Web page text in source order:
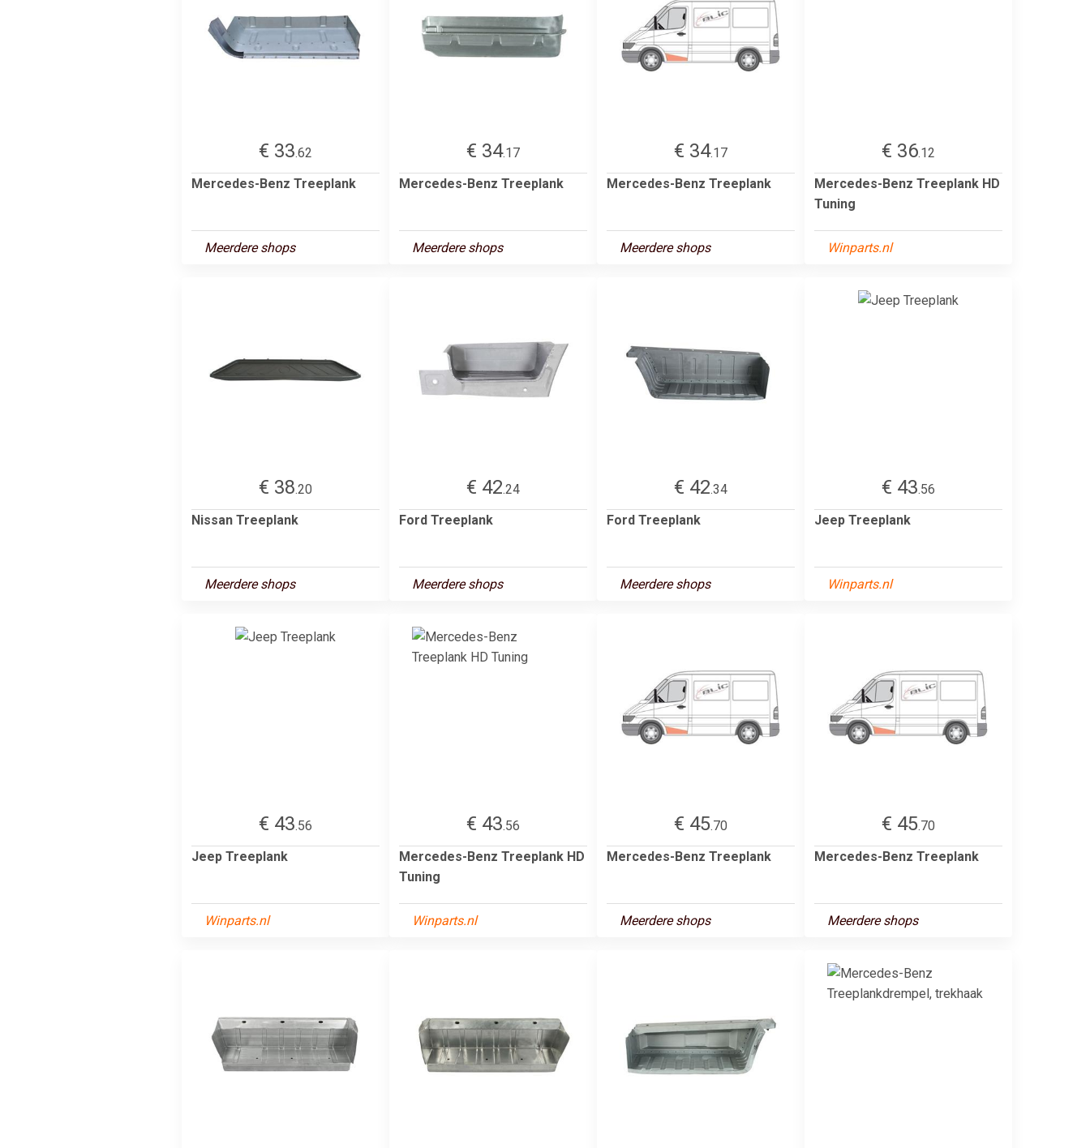
€ 33.62
Mercedes-Benz Treeplank
Meerdere shops
€ 34.17
Mercedes-Benz Treeplank
Meerdere shops
€ 34.17
Mercedes-Benz Treeplank
Meerdere shops
€ 36.12
Mercedes-Benz Treeplank HD
Tuning
Winparts.nl
€ 38.20
Nissan Treeplank
Meerdere shops
€ 42.24
Ford Treeplank
Meerdere shops
€ 42.34
Ford Treeplank
Meerdere shops
€ 43.56
Jeep Treeplank
Winparts.nl
€ 43.56
Jeep Treeplank
Winparts.nl
€ 43.56
Mercedes-Benz Treeplank HD
Tuning
Winparts.nl
€ 45.70
Mercedes-Benz Treeplank
Meerdere shops
€ 45.70
Mercedes-Benz Treeplank
Meerdere shops